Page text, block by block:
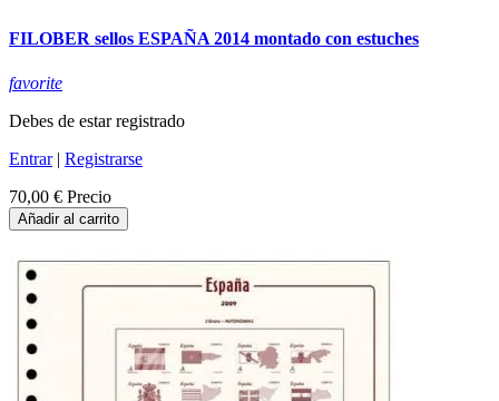
FILOBER sellos ESPAÑA 2014 montado con estuches
favorite
Debes de estar registrado
Entrar| Registrarse
70,00 € Precio
Añadir al carrito